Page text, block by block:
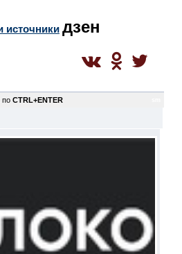
источники дзен
по CTRL+ENTER